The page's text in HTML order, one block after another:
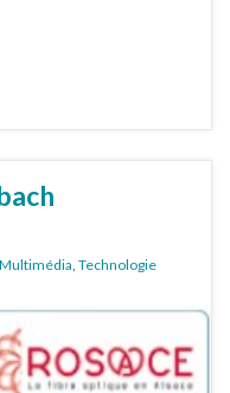
Multimédia Technologie